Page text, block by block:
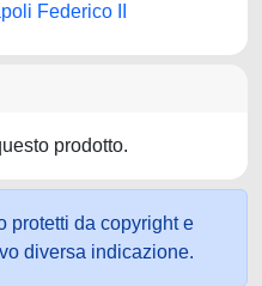
Federico II
prodotto.
protetti da copyright e
diversa indicazione.